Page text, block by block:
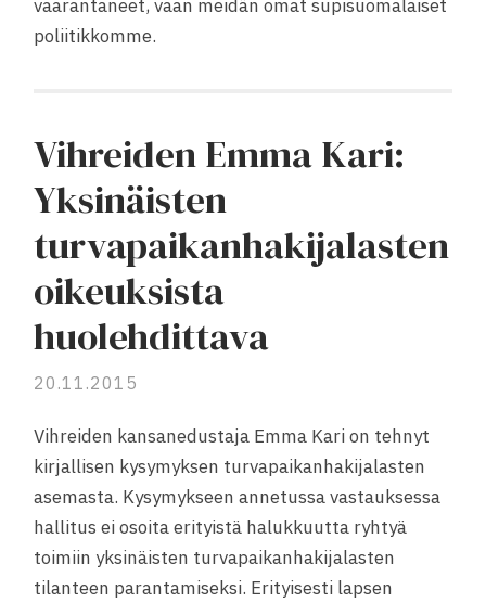
vaarantaneet, vaan meidän omat supisuomalaiset
poliitikkomme.
Vihreiden Emma Kari:
Yksinäisten
turvapaikanhakijalasten
oikeuksista
huolehdittava
20.11.2015
Vihreiden kansanedustaja Emma Kari on tehnyt
kirjallisen kysymyksen turvapaikanhakijalasten
asemasta. Kysymykseen annetussa vastauksessa
hallitus ei osoita erityistä halukkuutta ryhtyä
toimiin yksinäisten turvapaikanhakijalasten
tilanteen parantamiseksi. Erityisesti lapsen